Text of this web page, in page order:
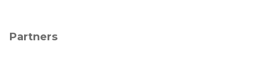
Partners